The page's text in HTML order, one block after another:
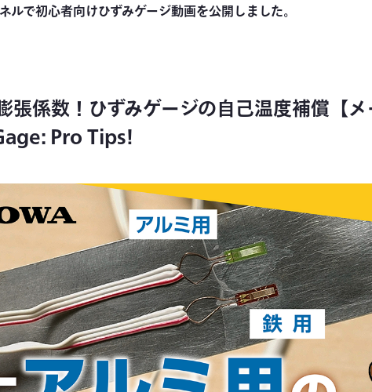
で初心者向けひずみゲージ動画を公開しました。
張係数！ひずみゲージの自己温度補償【
Pro Tips!